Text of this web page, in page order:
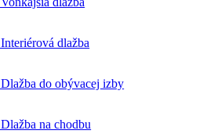
Interiérová dlažba
Dlažba do obývacej izby
Dlažba na chodbu